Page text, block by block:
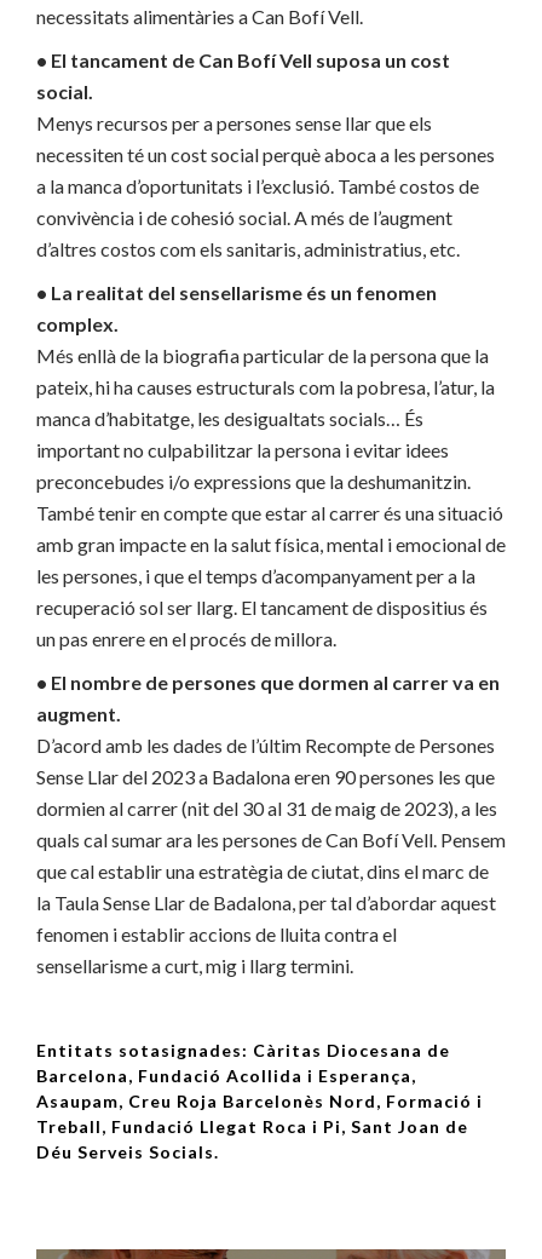
necessitats alimentàries a Can Bofí Vell.
• El tancament de Can Bofí Vell suposa un cost
social.
Menys recursos per a persones sense llar que els
necessiten té un cost social perquè aboca a les persones
a la manca d’oportunitats i l’exclusió. També costos de
convivència i de cohesió social. A més de l’augment
d’altres costos com els sanitaris, administratius, etc.
• La realitat del sensellarisme és un fenomen
complex.
Més enllà de la biografia particular de la persona que la
pateix, hi ha causes estructurals com la pobresa, l’atur, la
manca d’habitatge, les desigualtats socials… És
important no culpabilitzar la persona i evitar idees
preconcebudes i/o expressions que la deshumanitzin.
També tenir en compte que estar al carrer és una situació
amb gran impacte en la salut física, mental i emocional de
les persones, i que el temps d’acompanyament per a la
recuperació sol ser llarg. El tancament de dispositius és
un pas enrere en el procés de millora.
• El nombre de persones que dormen al carrer va en
augment.
D’acord amb les dades de l’últim Recompte de Persones
Sense Llar del 2023 a Badalona eren 90 persones les que
dormien al carrer (nit del 30 al 31 de maig de 2023), a les
quals cal sumar ara les persones de Can Bofí Vell. Pensem
que cal establir una estratègia de ciutat, dins el marc de
la Taula Sense Llar de Badalona, per tal d’abordar aquest
fenomen i establir accions de lluita contra el
sensellarisme a curt, mig i llarg termini.
Entitats sotasignades: Càritas Diocesana de
Barcelona, Fundació Acollida i Esperança,
Asaupam, Creu Roja Barcelonès Nord, Formació i
Treball, Fundació Llegat Roca i Pi, Sant Joan de
Déu Serveis Socials.